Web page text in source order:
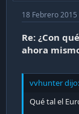
18 Febrero 2015
Re: ¿Con
ahora
vvhunter dijo:
Qué tal el